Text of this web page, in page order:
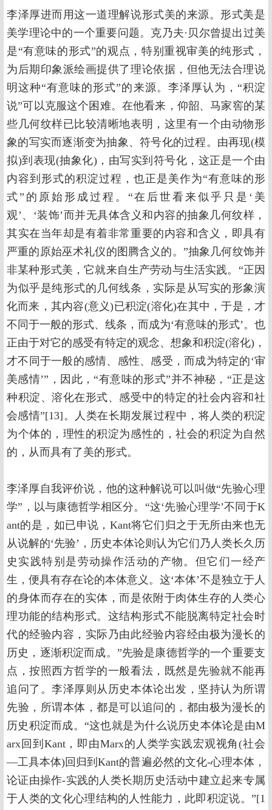
李泽厚进而用这一道理解说形式美的来源。形式美是
美学理论中的一个重要问题。克乃夫·贝尔曾提出过美
是“有意味的形式”的观点，特别重视审美的纯形式，
为后期印象派绘画提供了理论依据，但他无法合理说
明这种“有意味的形式”的来源。李泽厚认为，“积淀
说”可以克服这个困难。在他看来，仰韶、马家窖的某
些几何纹样已比较清晰地表明，这里有一个由动物形
象的写实而逐渐变为抽象、符号化的过程。由再现(模
拟)到表现(抽象化)，由写实到符号化，这正是一个由
内容到形式的积淀过程，也正是美作为“有意味的形
式”的原始形成过程。“在后世看来似乎只是‘美
观’、‘装饰’而并无具体含义和内容的抽象几何纹样，
其实在当年却是有着非常重要的内容和含义，即具有
严重的原始巫术礼仪的图腾含义的。”抽象几何纹饰并
非某种形式美，它就来自生产劳动与生活实践。“正因
为似乎是纯形式的几何线条，实际是从写实的形象演
化而来，其内容(意义)已积淀(溶化)在其中，于是，才
不同于一般的形式、线条，而成为‘有意味的形式’。也
正由于对它的感受有特定的观念、想象和积淀(溶化)，
才不同于一般的感情、感性、感受，而成为特定的‘审
美感情’”，因此，“有意味的形式”并不神秘，“正是这
种积淀、溶化在形式、感受中的特定的社会内容和社
会感情”[13]。人类在长期发展过程中，将人类的积淀
为个体的，理性的积淀为感性的，社会的积淀为自然
的，从而具有了美的形式。
李泽厚自我评价说，他的这种解说可以叫做“先验心理
学”，以与康德哲学相区分。“这‘先验心理学’不同于K
ant的是，如已申说，Kant将它们归之于无所由来也无
从说解的‘先验’，历史本体论则认为它们乃人类长久历
史实践特别是劳动操作活动的产物。但它们一经产
生，便具有存在论的本体意义。这‘本体’不是独立于人
的身体而存在的实体，而是依附于肉体生存的人类心
理功能的结构形式。这结构形式不能脱离特定社会时
代的经验内容，实际乃由此经验内容经由极为漫长的
历史，逐渐积淀而成。”先验是康德哲学的一个重要支
点，按照西方哲学的一般看法，既然是先验就不能再
追问了。李泽厚则从历史本体论出发，坚持认为所谓
先验，所谓本体，都是可以追问的，都由极为漫长的
历史积淀而成。“这也就是为什么说历史本体论是由M
arx回到Kant，即由Marx的人类学实践宏观视角(社会
—工具本体)回归到Kant的普遍必然的文化-心理本体，
论证由操作-实践的人类长期历史活动中建立起来专属
于人类的文化心理结构的人性能力，此即积淀说。”[1